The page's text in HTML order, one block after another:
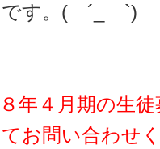
す。( ´_ゝ`)
年４月期の生
お問い合わせ